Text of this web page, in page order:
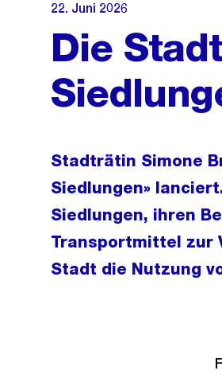
22. Juni 2026
Die
Stadträtin Simone
Siedlungen»
Siedlungen, ihren
Transportmittel zur
Stadt die Nutzung